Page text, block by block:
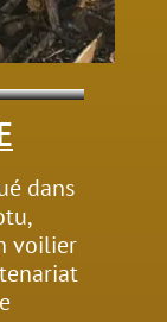
dans
voilier